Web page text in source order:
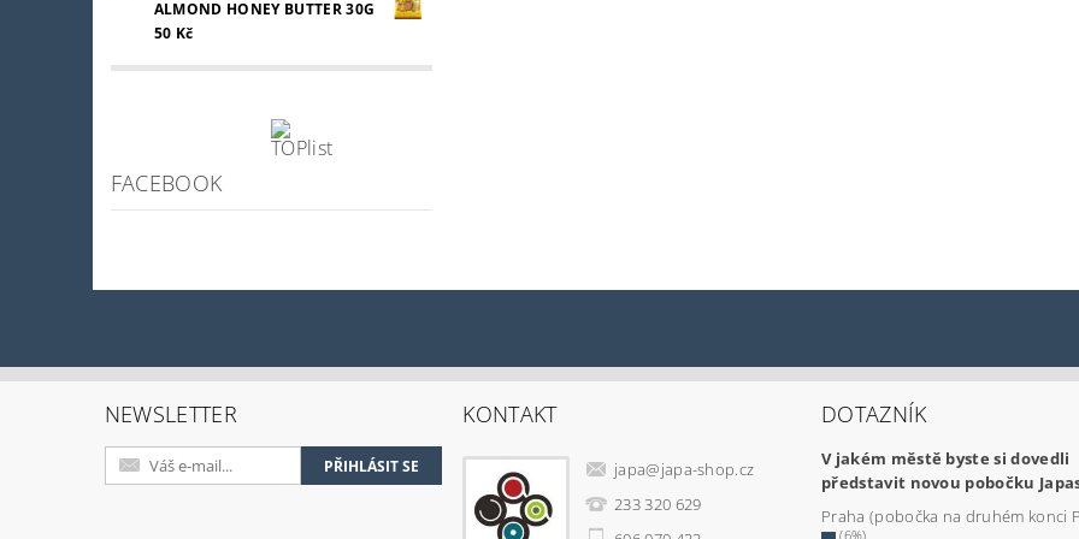
ALMOND HONEY BUTTER 30G
50 Kč
FACEBOOK
NEWSLETTER KONTAKT
japa@japa-shop.cz
233 320 629
DOTAZNÍK
V jakém městě byste si dovedli
představit novou pobočku
Praha (pobočka na druhém konci
(6%)